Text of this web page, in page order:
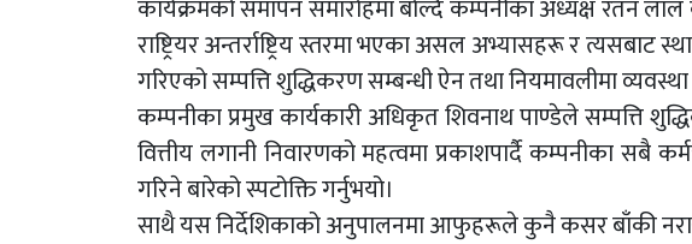
कार्यक्रमको समापन समारोहमा बोल्दै कम्पनीका अध्यक्ष रतन
राष्ट्रियर अन्तर्राष्ट्रिय स्तरमा भएका असल अभ्यासहरू र त्यसबाट
गरिएको सम्पत्ति शुद्धिकरण सम्बन्धी ऐन तथा नियमावलीमा
कम्पनीका प्रमुख कार्यकारी अधिकृत शिवनाथ पाण्डेले सम्पत्ति
वित्तीय लगानी निवारणको महत्वमा प्रकाशपार्दै कम्पनीका सबै
गरिने बारेको स्पटोक्ति गर्नुभयो।
साथै यस निर्देशिकाको अनुपालनमा आफुहरूले कुनै कसर बाँकी